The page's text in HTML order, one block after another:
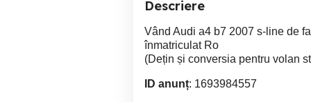
Descriere
Vând Audi a4 b7 2007 s-line de
înmatriculat Ro
(Dețin și conversia pentru volan
ID anunț: 1693984557